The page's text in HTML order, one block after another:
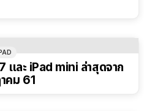
IPAD
และ iPad mini ล่าสุดจาก
คม 61